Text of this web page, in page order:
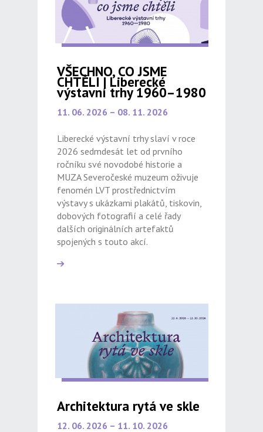
VŠECHNO, CO JSME
CHTĚLI | Liberecké
výstavní trhy 1960–1980
11. 06. 2026 – 08. 11. 2026
Liberecké výstavní trhy slaví v roce
2026 sedmdesát let od prvního
ročníku své novodobé historie a
MUZA Severočeské muzeum oživuje
fenomén LVT prostřednictvím
výstavy s ukázkami plakátů, tiskovin,
dobových fotografií a celé řady
dalších originálních artefaktů
spojených s touto akcí.
Architektura rytá ve skle
12. 06. 2026 – 11. 10. 2026